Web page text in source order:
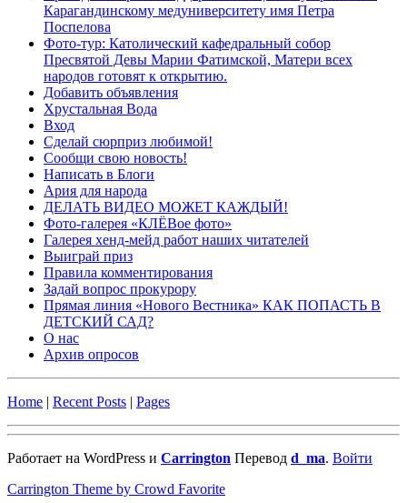
Карагандинскому медуниверситету имя Петра
Поспелова
Фото-тур: Католический кафедральный собор
Пресвятой Девы Марии Фатимской, Матери всех
народов готовят к открытию.
Добавить объявления
Хрустальная Вода
Вход
Сделай сюрприз любимой!
Сообщи свою новость!
Написать в Блоги
Ария для народа
ДЕЛАТЬ ВИДЕО МОЖЕТ КАЖДЫЙ!
Фото-галерея «КЛЁВое фото»
Галерея хенд-мейд работ наших читателей
Выиграй приз
Правила комментирования
Задай вопрос прокурору
Прямая линия «Нового Вестника» КАК ПОПАСТЬ В
ДЕТСКИЙ САД?
О нас
Архив опросов
Home | Recent Posts | Pages
Работает на WordPress и Carrington Перевод d_ma. Войти
Carrington Theme by Crowd Favorite